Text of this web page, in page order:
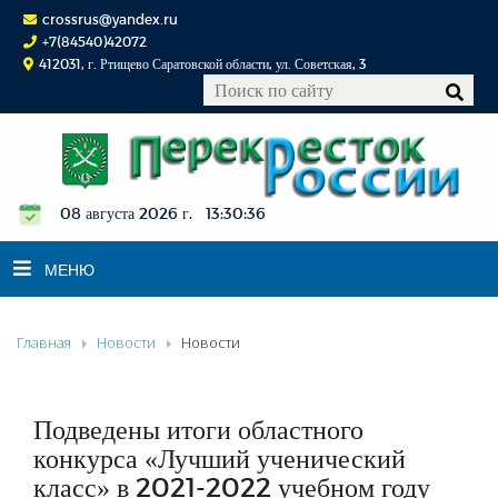
crossrus@yandex.ru
+7(84540)42072
412031, г. Ртищево Саратовской области, ул. Советская, 3
08 августа 2026 г. 13:30:37
МЕНЮ
НОВОСТИ
К СВЕДЕНИЮ
КОНКУРСЫ
ФОТОРЕПОРТАЖИ
Главная Новости Новости
Подведены итоги областного
конкурса «Лучший ученический
класс» в 2021-2022 учебном году